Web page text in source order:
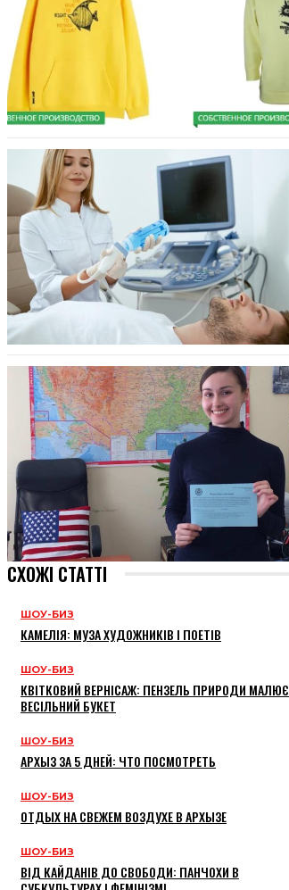
СХОЖІ СТАТТІ
ШОУ-БИЗ
КАМЕЛІЯ: МУЗА ХУДОЖНИКІВ І ПОЕТІВ
ШОУ-БИЗ
КВІТКОВИЙ ВЕРНІСАЖ: ПЕНЗЕЛЬ ПРИРОДИ МАЛЮЄ
ВЕСІЛЬНИЙ БУКЕТ
ШОУ-БИЗ
АРХЫЗ ЗА 5 ДНЕЙ: ЧТО ПОСМОТРЕТЬ
ШОУ-БИЗ
ОТДЫХ НА СВЕЖЕМ ВОЗДУХЕ В АРХЫЗЕ
ШОУ-БИЗ
ВІД КАЙДАНІВ ДО СВОБОДИ: ПАНЧОХИ В